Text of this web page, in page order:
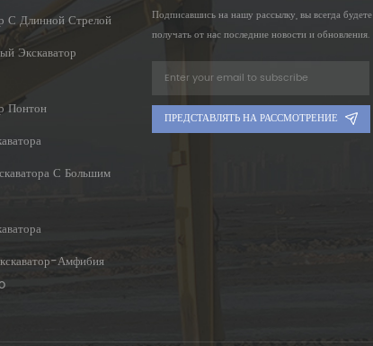
С Длинной Стрелой
Экскаватор
Понтон
С Большим
Амфибия
Подписавшись на нашу рассылку, вы всегда будете
получать от нас последние новости и обновления.
ПРЕДСТАВЛЯТЬ НА РАССМОТРЕНИЕ